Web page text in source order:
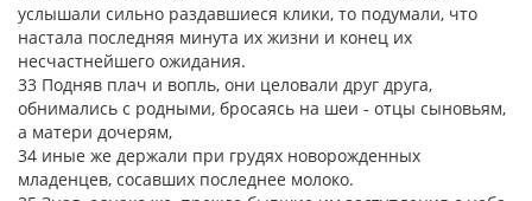
услышали сильно раздавшиеся клики, то подумали, что
настала последняя минута их жизни и конец их
несчастнейшего ожидания.
33 Подняв плач и вопль, они целовали друг друга,
обнимались с родными, бросаясь на шеи - отцы сыновьям,
а матери дочерям,
34 иные же держали при грудях новорожденных
младенцев, сосавших последнее молоко.